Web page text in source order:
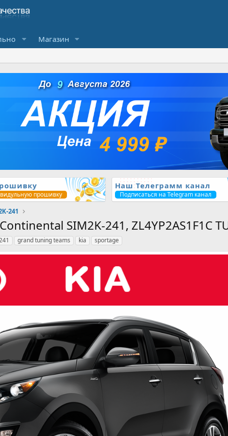
Магазин
прошивку
Наш Телеграмм канал
Подписаться на Telegram канал
241
SIM2K-241, ZL4YP2AS1F1C
grand tuning teams kia sportage